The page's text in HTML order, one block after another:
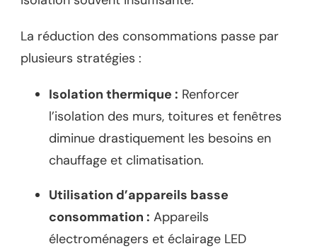
La réduction des consommations passe par
plusieurs stratégies :
Isolation thermique : Renforcer
l’isolation des murs, toitures et fenêtres
diminue drastiquement les besoins en
chauffage et climatisation.
Utilisation d’appareils basse
consommation : Appareils
électroménagers et éclairage LED